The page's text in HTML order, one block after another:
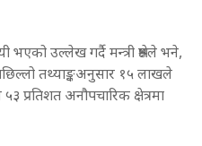
भएको उल्लेख गर्दै मन्त्री श्रेष्ठले भने,
तथ्याङ्कअनुसार १५ लाखले
प्रतिशत अनौपचारिक क्षेत्रमा